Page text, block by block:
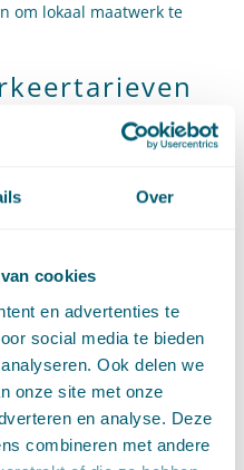
Over
cookies
en advertenties te
social media te bieden
Ook delen we
onze site met onze
en analyse. Deze
combineren met andere
om lokaal maatwerk te
van parkeertarieven is en
auto’s zouden meer
van de Gemeentewet
parkeertarieven te heffen
Dit voorstel wordt met de
van Binnenlandse
en de VNG verder
voorgelegd.
naar verwachting in het